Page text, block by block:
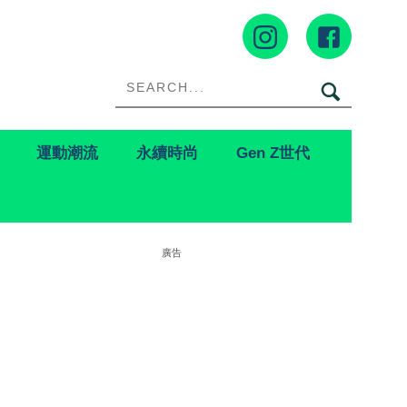
運動潮流 永續時尚 Gen Z世代
廣告